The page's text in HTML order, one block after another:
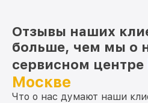
Отзывы наших
больше, чем мы о
сервисном центре
Москве
Что о нас думают наши